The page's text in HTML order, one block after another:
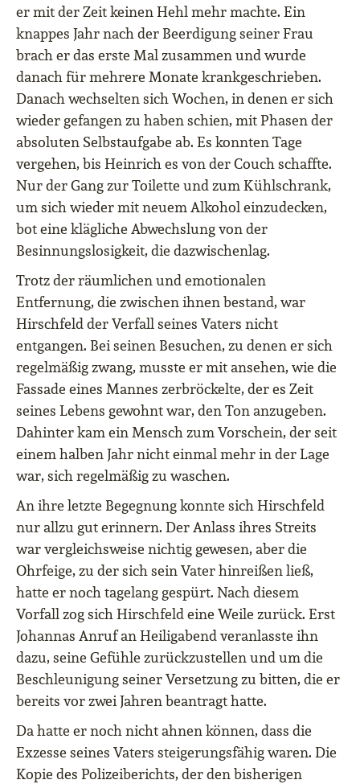
er mit der Zeit keinen Hehl mehr machte. Ein
knappes Jahr nach der Beerdigung seiner Frau
brach er das erste Mal zusammen und wurde
danach für mehrere Monate krankgeschrieben.
Danach wechselten sich Wochen, in denen er sich
wieder gefangen zu haben schien, mit Phasen der
absoluten Selbstaufgabe ab. Es konnten Tage
vergehen, bis Heinrich es von der Couch schaffte.
Nur der Gang zur Toilette und zum Kühlschrank,
um sich wieder mit neuem Alkohol einzudecken,
bot eine klägliche Abwechslung von der
Besinnungslosigkeit, die dazwischenlag.
Trotz der räumlichen und emotionalen
Entfernung, die zwischen ihnen bestand, war
Hirschfeld der Verfall seines Vaters nicht
entgangen. Bei seinen Besuchen, zu denen er sich
regelmäßig zwang, musste er mit ansehen, wie die
Fassade eines Mannes zerbröckelte, der es Zeit
seines Lebens gewohnt war, den Ton anzugeben.
Dahinter kam ein Mensch zum Vorschein, der seit
einem halben Jahr nicht einmal mehr in der Lage
war, sich regelmäßig zu waschen.
An ihre letzte Begegnung konnte sich Hirschfeld
nur allzu gut erinnern. Der Anlass ihres Streits
war vergleichsweise nichtig gewesen, aber die
Ohrfeige, zu der sich sein Vater hinreißen ließ,
hatte er noch tagelang gespürt. Nach diesem
Vorfall zog sich Hirschfeld eine Weile zurück. Erst
Johannas Anruf an Heiligabend veranlasste ihn
dazu, seine Gefühle zurückzustellen und um die
Beschleunigung seiner Versetzung zu bitten, die er
bereits vor zwei Jahren beantragt hatte.
Da hatte er noch nicht ahnen können, dass die
Exzesse seines Vaters steigerungsfähig waren. Die
Kopie des Polizeiberichts, der den bisherigen